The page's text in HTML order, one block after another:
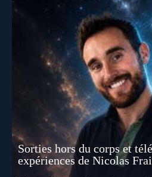
Sorties hors du corps et
expériences de Nicolas